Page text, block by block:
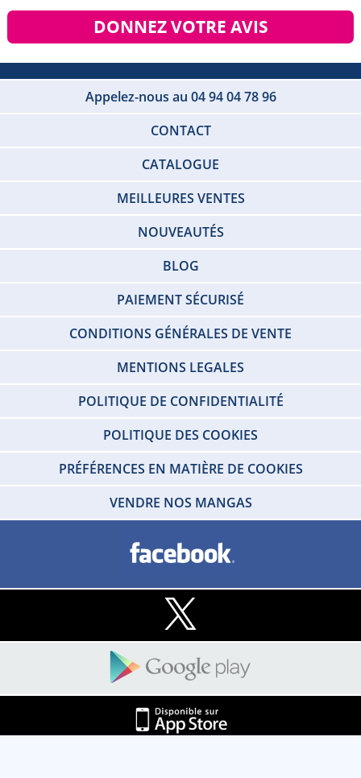
DONNEZ VOTRE AVIS
Appelez-nous au 04 94 04 78 96
CONTACT
CATALOGUE
MEILLEURES VENTES
NOUVEAUTÉS
BLOG
PAIEMENT SÉCURISÉ
CONDITIONS GÉNÉRALES DE VENTE
MENTIONS LEGALES
POLITIQUE DE CONFIDENTIALITÉ
POLITIQUE DES COOKIES
PRÉFÉRENCES EN MATIÈRE DE COOKIES
VENDRE NOS MANGAS